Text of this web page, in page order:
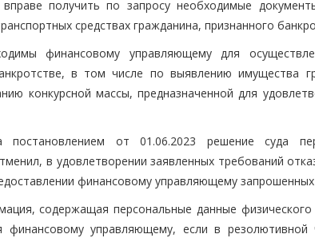
получить по запросу необходимые
средствах гражданина, признанного
финансовому управляющему для
в том числе по выявлению имущества
конкурсной массы, предназначенной для
постановлением от 01.06.2023 решение суда
в удовлетворении заявленных требований
финансовому управляющему
содержащая персональные данные физического
финансовому управляющему, если в резолютивной